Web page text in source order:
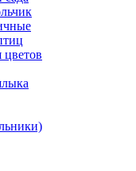
цветов